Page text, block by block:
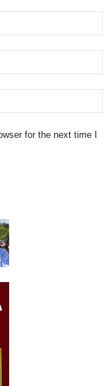
for the next time I